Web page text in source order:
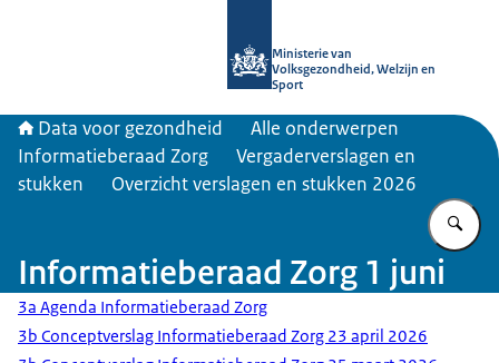
Ministerie van
Volksgezondheid, Welzijn en
Sport
Data voor gezondheid
Alle onderwerpen
Informatieberaad Zorg
Vergaderverslagen en
stukken
Overzicht verslagen en stukken 2026
Informatieberaad Zorg 1 juni
3a Agenda Informatieberaad Zorg
3b Conceptverslag Informatieberaad Zorg 23 april 2026